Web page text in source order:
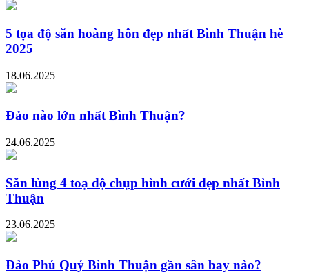
5 tọa độ săn hoàng hôn đẹp nhất Bình Thuận hè
2025
18.06.2025
Đảo nào lớn nhất Bình Thuận?
24.06.2025
Săn lùng 4 toạ độ chụp hình cưới đẹp nhất Bình
Thuận
23.06.2025
Đảo Phú Quý Bình Thuận gần sân bay nào?